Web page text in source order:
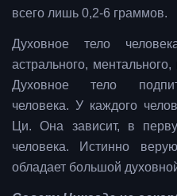
всего лишь 0,2-6 граммов.
Духовное тело
астрального,
Духовное тело
человека. У каждого
Ци. Она зависит, в
человека. Истинно
обладает большой